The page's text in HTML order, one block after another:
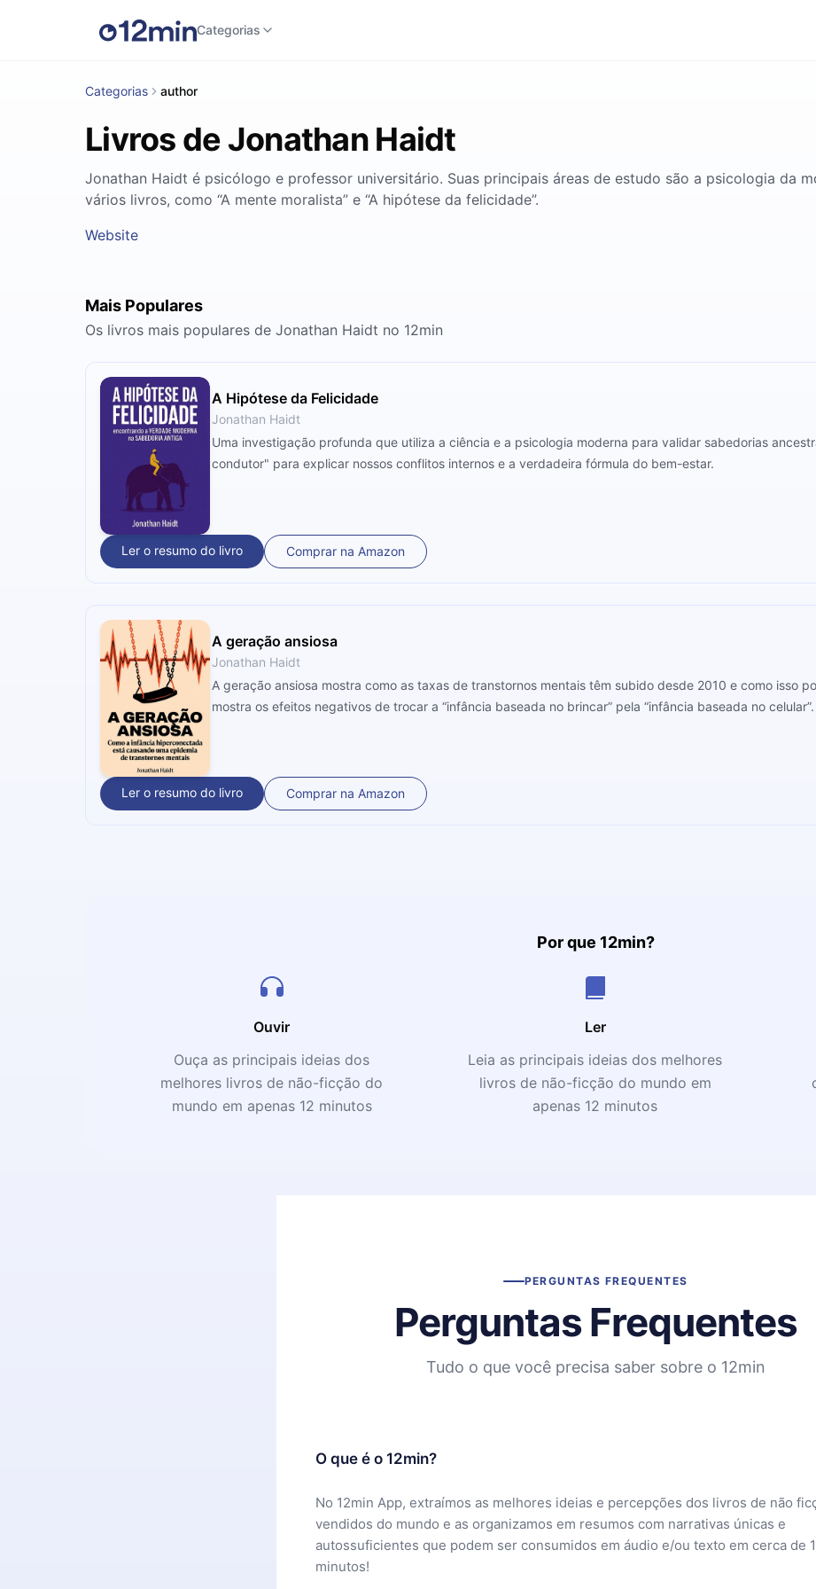
Categorias
Categorias author
Livros de Jonathan Haidt
Jonathan Haidt é psicólogo e professor universitário. Suas principais áreas de estudo são a psicologia da
vários livros, como “A mente moralista” e “A hipótese da felicidade”.
Website
Mais Populares
Os livros mais populares de Jonathan Haidt no 12min
A Hipótese da Felicidade
Jonathan Haidt
Uma investigação profunda que utiliza a ciência e a psicologia moderna para validar sabedorias
condutor" para explicar nossos conflitos internos e a verdadeira fórmula do bem-estar.
Ler o resumo do livro Comprar na Amazon
A geração ansiosa
Jonathan Haidt
A geração ansiosa mostra como as taxas de transtornos mentais têm subido desde 2010 e como isso
mostra os efeitos negativos de trocar a “infância baseada no brincar” pela “infância baseada no celular”.
Ler o resumo do livro Comprar na Amazon
Por que 12min?
Ouvir
Ouça as principais ideias dos
melhores livros de não-ficção do
mundo em apenas 12 minutos
Ler
Leia as principais ideias dos melhores
livros de não-ficção do mundo em
apenas 12 minutos
PERGUNTAS FREQUENTES
Perguntas Frequentes
Tudo o que você precisa saber sobre o 12min
O que é o 12min?
No 12min App, extraímos as melhores ideias e percepções dos livros de não
vendidos do mundo e as organizamos em resumos com narrativas únicas e
autossuficientes que podem ser consumidos em áudio e/ou texto em cerca de
minutos!